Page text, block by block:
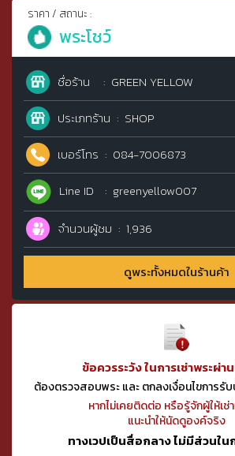
ราคา / สถานะ :
พระโชว์
ชื่อร้าน
GREEN YELLOW
ประเภทร้าน
SHOP
เบอร์โทร
084-7006873
Line ID
greenyellow007
จำนวนผู้ชม 1,936
ดูพระทั้งหมดในร้านค้า
ข้อควรระวัง ในการเช่าพระผ่า
ต้องตรวจสอบพระ และ ตกลงเงื่อนไขการรับ
หากไม่เคยติดต่อ หรือรู้จักผู้ให้เช่
แนะนำให้นัดดูองค์จริง
ทางเวปเป็นสื่อกลาง ไม่มีส่วนใน